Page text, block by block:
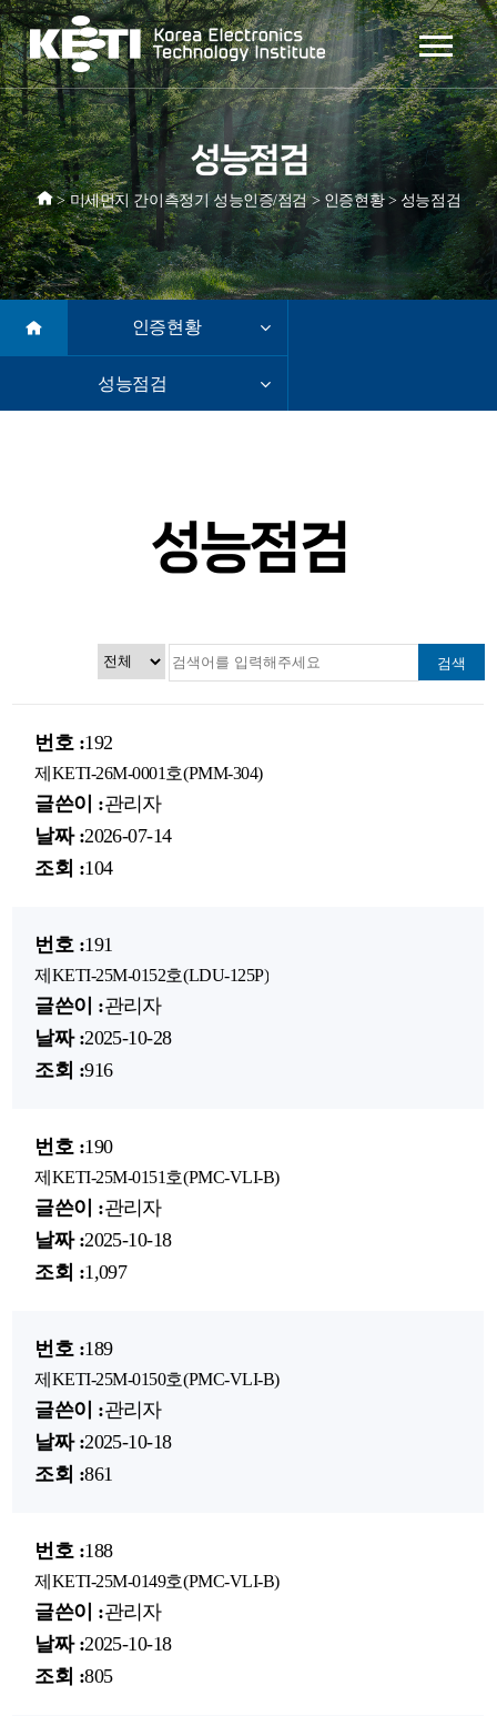
성능점검
>미세먼지 간이측정기 성능인증/점검> 인증현황> 성능점검
인증현황
성능점검
성능점검
검색
192
제KETI-26M-0001호(PMM-304)
관리자
2026-07-14
104
191
제KETI-25M-0152호(LDU-125P)
관리자
2025-10-28
916
190
제KETI-25M-0151호(PMC-VLI-B)
관리자
2025-10-18
1,097
189
제KETI-25M-0150호(PMC-VLI-B)
관리자
2025-10-18
861
188
제KETI-25M-0149호(PMC-VLI-B)
관리자
2025-10-18
805